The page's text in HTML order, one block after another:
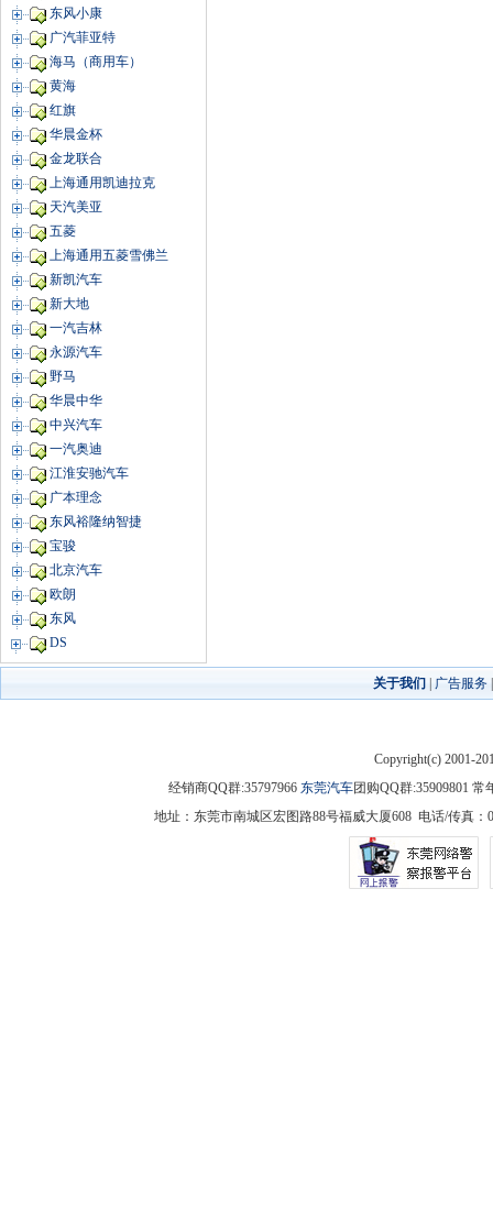
东风小康
广汽菲亚特
海马（商用车）
黄海
红旗
华晨金杯
金龙联合
上海通用凯迪拉克
天汽美亚
五菱
上海通用五菱雪佛兰
新凯汽车
新大地
一汽吉林
永源汽车
野马
华晨中华
中兴汽车
一汽奥迪
江淮安驰汽车
广本理念
东风裕隆纳智捷
宝骏
北京汽车
欧朗
东风
DS
关于我们 广告服务
Copyright(c) 2001-
经销商QQ群:35797966 东莞汽车团购QQ群:35909801
地址：东莞市南城区宏图路88号福威大厦608 电话/传真：